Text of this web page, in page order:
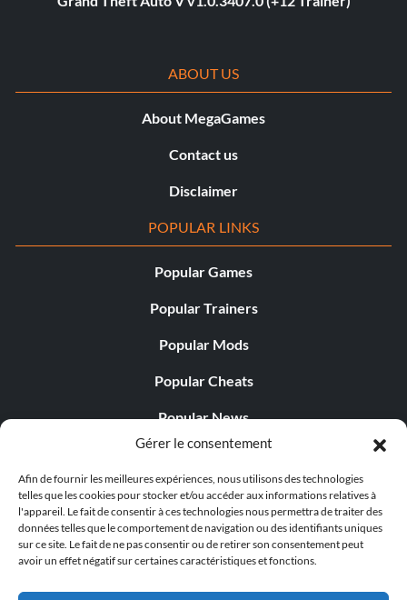
Gérer le consentement
Afin de fournir les meilleures expériences, nous utilisons des technologies
telles que les cookies pour stocker et/ou accéder aux informations relatives à
l'appareil. Le fait de consentir à ces technologies nous permettra de traiter des
données telles que le comportement de navigation ou des identifiants uniques
sur ce site. Le fait de ne pas consentir ou de retirer son consentement peut
avoir un effet négatif sur certaines caractéristiques et fonctions.
ABOUT US
About MegaGames
Contact us
Disclaimer
POPULAR LINKS
Popular Games
Popular Trainers
Popular Mods
Popular Cheats
Popular News
Popular Editorials
Popular Free Games
LATEST UPDATES